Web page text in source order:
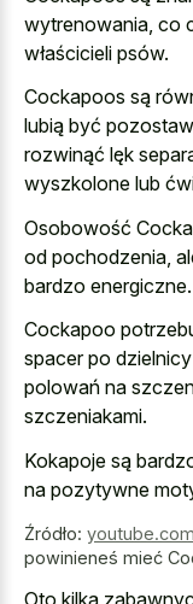
wytrenowania, co
właścicieli psów.
Cockapoos są
lubią być
rozwinąć lęk
wyszkolone lub
Osobowość
od pochodzenia,
bardzo energiczne.
Cockapoo
spacer po
polowań na
szczeniakami.
Kokapoje są
na pozytywne
Źródło: youtube.com
powinieneś mieć